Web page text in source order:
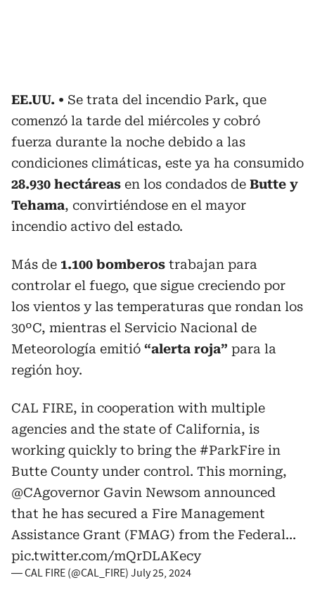
EE.UU.
Se trata del incendio Park, que
comenzó la tarde del miércoles y cobró
fuerza durante la noche debido a las
condiciones climáticas, este ya ha consumido
28.930 hectáreas en los condados de Butte y
Tehama, convirtiéndose en el mayor
incendio activo del estado.
Más de 1.100 bomberos trabajan para
controlar el fuego, que sigue creciendo por
los vientos y las temperaturas que rondan los
30ºC, mientras el Servicio Nacional de
Meteorología emitió “alerta roja” para la
región hoy.
CAL FIRE, in cooperation with multiple
agencies and the state of California, is
working quickly to bring the #ParkFire in
Butte County under control. This morning,
@CAgovernor Gavin Newsom announced
that he has secured a Fire Management
Assistance Grant (FMAG) from the Federal…
pic.twitter.com/mQrDLAKecy
— CAL FIRE (@CAL_FIRE) July 25, 2024